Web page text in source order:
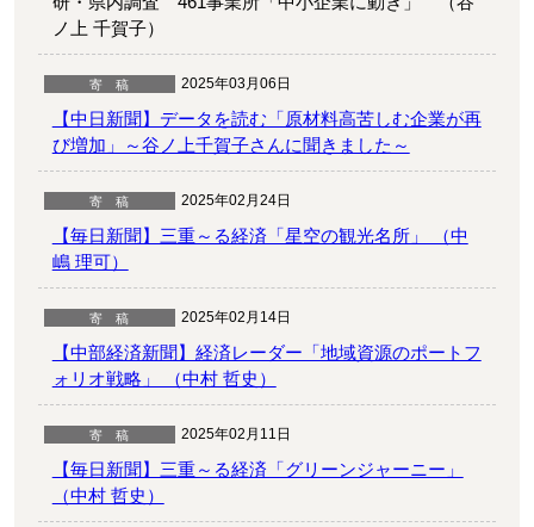
ノ上 千賀子）
2025年03月06日
【中日新聞】データを読む「原材料高苦しむ企業が再
び増加」～谷ノ上千賀子さんに聞きました～
2025年02月24日
【毎日新聞】三重～る経済「星空の観光名所」 （中
嶋 理可）
2025年02月14日
【中部経済新聞】経済レーダー「地域資源のポートフ
ォリオ戦略」 （中村 哲史）
2025年02月11日
【毎日新聞】三重～る経済「グリーンジャーニー」
（中村 哲史）